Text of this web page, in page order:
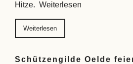
Hitze. Weiterlesen
Weiterlesen
Schützengilde Oelde